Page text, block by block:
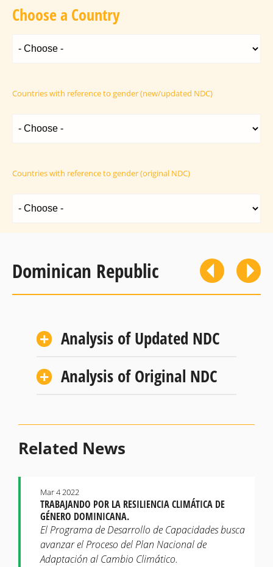
Choose a Country
Countries with reference to gender (new/updated NDC)
Countries with reference to gender (original NDC)
Dominican Republic
Analysis of Updated NDC
Analysis of Original NDC
Related News
TRABAJANDO POR LA RESILIENCIA CLIMÁTICA DE
GÉNERO DOMINICANA.
Mar 4 2022
El Programa de Desarrollo de Capacidades busca
avanzar el Proceso del Plan Nacional de
Adaptación al Cambio Climático.